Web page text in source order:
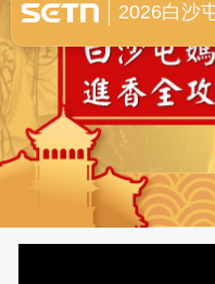
2026白沙